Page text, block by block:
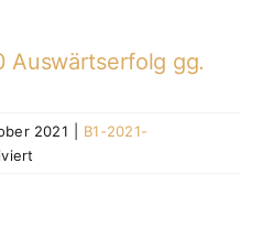
Auswärtserfolg gg.
2021
B1-2021-